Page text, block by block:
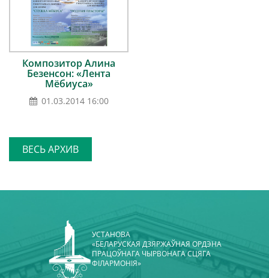
Композитор Алина
Безенсон: «Лента
Мёбиуса»
01.03.2014 16:00
ВЕСЬ АРХИВ
УСТАНОВА
«БЕЛАРУСКАЯ ДЗЯРЖАЎНАЯ ОРДЭНА
ПРАЦОЎНАГА ЧЫРВОНАГА СЦЯГА
ФІЛАРМОНІЯ»